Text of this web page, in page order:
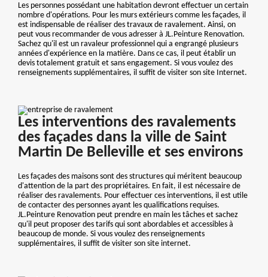
Les personnes possédant une habitation devront effectuer un certain
nombre d'opérations. Pour les murs extérieurs comme les façades, il
est indispensable de réaliser des travaux de ravalement. Ainsi, on
peut vous recommander de vous adresser à JL.Peinture Renovation.
Sachez qu'il est un ravaleur professionnel qui a engrangé plusieurs
années d'expérience en la matière. Dans ce cas, il peut établir un
devis totalement gratuit et sans engagement. Si vous voulez des
renseignements supplémentaires, il suffit de visiter son site Internet.
Les interventions des ravalements
des façades dans la ville de Saint
Martin De Belleville et ses environs
Les façades des maisons sont des structures qui méritent beaucoup
d'attention de la part des propriétaires. En fait, il est nécessaire de
réaliser des ravalements. Pour effectuer ces interventions, il est utile
de contacter des personnes ayant les qualifications requises.
JL.Peinture Renovation peut prendre en main les tâches et sachez
qu'il peut proposer des tarifs qui sont abordables et accessibles à
beaucoup de monde. Si vous voulez des renseignements
supplémentaires, il suffit de visiter son site internet.